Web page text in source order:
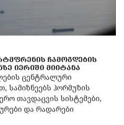
ᲩᲐᲛᲝᲒᲓᲔᲑᲘᲡ
ᲘᲔᲠᲘᲨᲘ ᲛᲘᲘᲢᲐᲜᲐ
ცენტრალური
სამიზნეებს ჰორმუზის
თავდაცვის სისტემები,
და რადარები